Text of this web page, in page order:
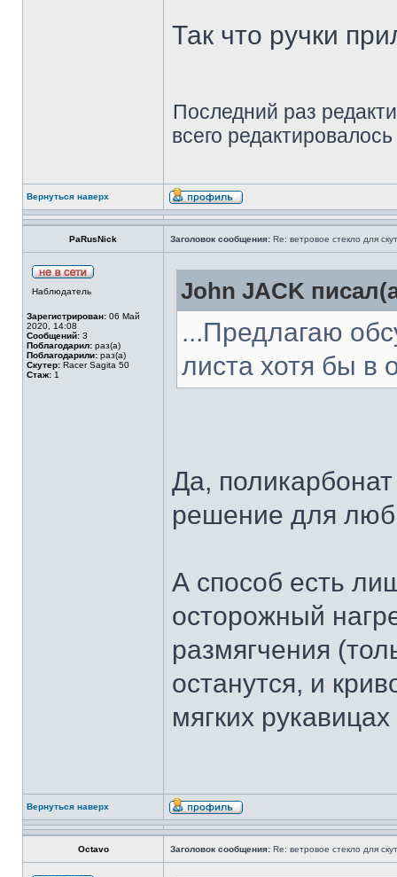
Так что ручки
Последний раз
всего
Вернуться наверх
PaRusNick Заголовок сообщения: Re: ветровое стекло для
Наблюдатель
Зарегистрирован: 06 Май
2020, 14:08
Сообщений: 3
Поблагодарил: раз(а)
Поблагодарили: раз(а)
Скутер: Racer Sagita 50
Стаж: 1
John JACK
...Предлагаю
листа хотя бы в
Да,
решение для
А способ есть
осторожный
размягчения
останутся, и
мягких
Вернуться наверх
Octavo Заголовок сообщения: Re: ветровое стекло для